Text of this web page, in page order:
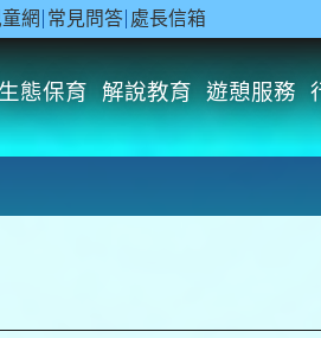
網 常見問答 處長信箱
態保育 解說教育 遊憩服務